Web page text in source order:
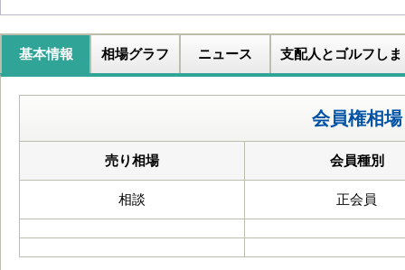
基本情報 相場グラフ ニュース 支配人とゴルフしま
会員権相場
売り相場 会員種別
相談 正会員